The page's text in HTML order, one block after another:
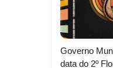
Governo
data do 2º